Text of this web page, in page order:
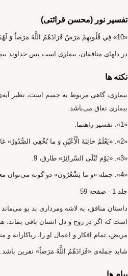
تفسیر نور (محسن قرائتی)
«10» فِي قُلُوبِهِمْ مَرَضٌ فَزادَهُمُ اللَّهُ مَرَضاً وَ لَهُمْ عَذابٌ أَلِيمٌ بِما كانُوا يَكْذِبُونَ‌
در دلهاى منافقان، بيمارى است پس خداوند
نکته ها
بيمارى نفاق مى‌باشد.
«1». تفسير راهنما.
«2». «يَعْلَمُ خائِنَةَ الْأَعْيُنِ وَ ما تُخْفِي الصُّدُورُ» غافر، 19.
«3». «يَوْمَ تُبْلَى السَّرائِرُ» طارق، 9.
«4». جمله‌ «وَ ما يَشْعُرُونَ» دو گونه مى‌توان معنا كرد: اول آن‌كه شعور ندارند كه خدا اسرارشان را مى‌داند و ديگر اين‌كه شعور ندارند كه در حقيقت به خود ضربه مى‌زنند.
جلد 1 - صفحه 59
داستان منافق، به لاشه ومردارى بد بو
است كه اگر در روح و دل انسان باقى بماند،
مريض، تمام افكار و اعمال او را، رياكارانه
شايد جمله‌ى‌ «فَزادَهُمُ اللَّهُ مَرَضاً» نفرين باشد.
پیام ها